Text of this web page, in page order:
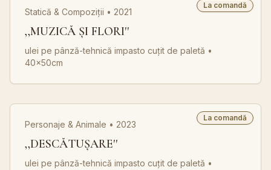
La comandă
Statică & Compoziții • 2021
,,MUZICĂ ȘI FLORI''
ulei pe pânză-tehnică impasto cuțit de paletă •
40x50cm
La comandă
Personaje & Animale • 2023
,,DESCĂTUȘARE''
ulei pe pânză-tehnică impasto cuțit de paletă •